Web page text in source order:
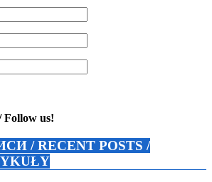
Follow us!
/ RECENT POSTS /